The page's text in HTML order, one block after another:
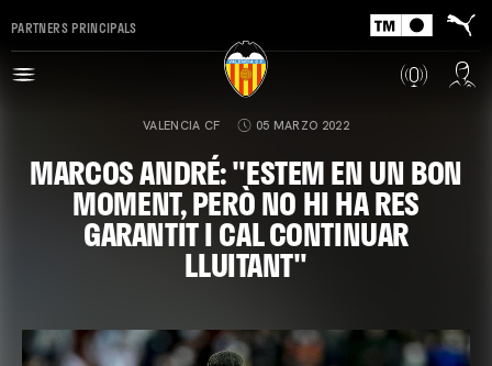
PARTNERS PRINCIPALS
VALENCIA CF 05 MARZO 2022
MARCOS ANDRÉ: "ESTEM EN UN BON
MOMENT, PERÒ NO HI HA RES
GARANTIT I CAL CONTINUAR
LLUITANT"